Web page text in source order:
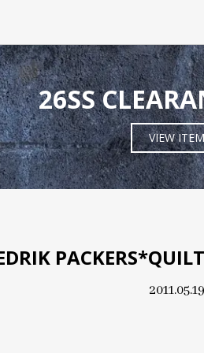
26SS
VIEW ITEM
2011.05.19